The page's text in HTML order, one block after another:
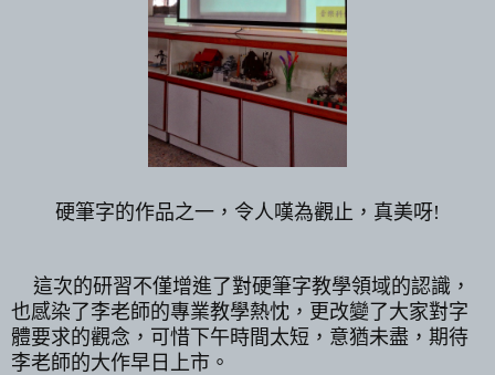
硬筆字的作品之一，令人嘆為觀止，真美呀!
這次的研習不僅增進了對硬筆字教學領域的認識，
也感染了李老師的專業教學熱忱，更改變了大家對字
體要求的觀念，可惜下午時間太短，意猶未盡，期待
李老師的大作早日上市。